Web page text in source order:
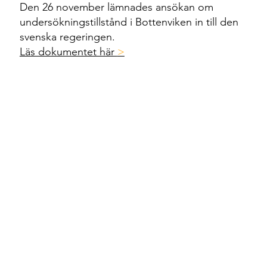
Den 26 november lämnades ansökan om
undersökningstillstånd i Bottenviken in till den
svenska regeringen.
Läs dokumentet här >